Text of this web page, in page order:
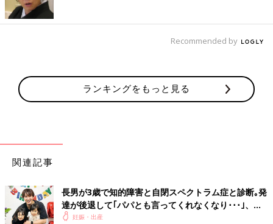
Recommended by
ランキングをもっと見る
関連記事
長男が3歳で知的障害と自閉スペクトラム症と診断｡発
達が後退して｢パパとも言ってくれなくなり･･･｣、元
プロバスケ選手･岡田優介
妊娠・出産